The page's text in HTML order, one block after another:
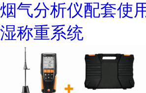
烟气分析仪配套使
湿称重系统